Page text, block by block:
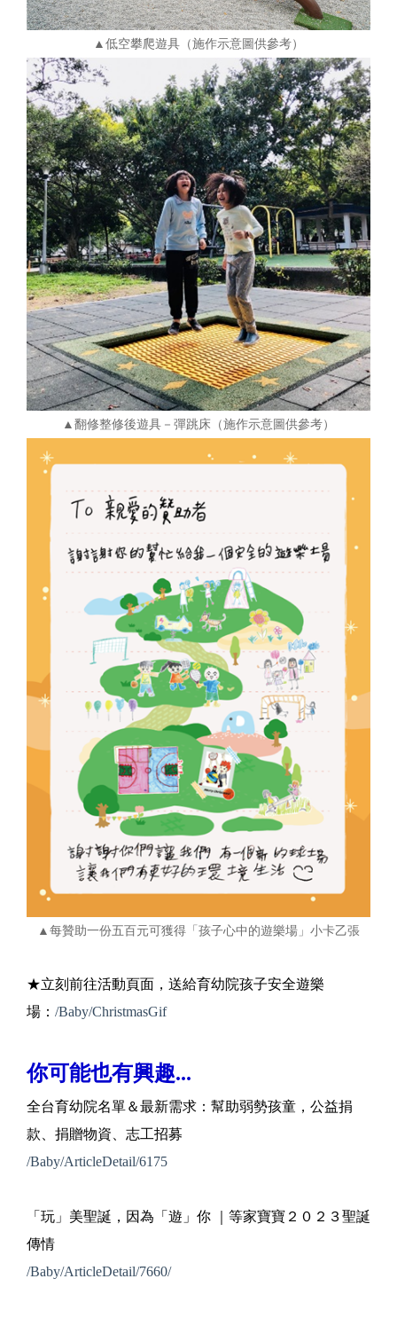
▲低空攀爬遊具（施作示意圖供參考）
▲翻修整修後遊具－彈跳床（施作示意圖供參考）
▲每贊助一份五百元可獲得「孩子心中的遊樂場」小卡乙張
★立刻前往活動頁面，送給育幼院孩子安全遊樂
場： /Baby/ChristmasGif
你可能也有興趣...
全台育幼院名單＆最新需求：幫助弱勢孩童，公益捐
款、捐贈物資、志工招募
/Baby/ArticleDetail/6175
「玩」美聖誕，因為「遊」你 ｜等家寶寶２０２３聖誕
傳情
/Baby/ArticleDetail/7660/